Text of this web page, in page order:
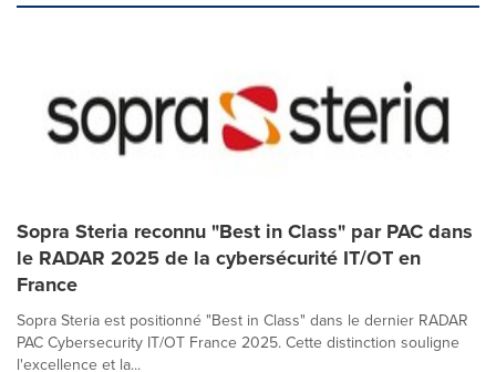
Sopra Steria reconnu "Best in Class" par PAC dans
le RADAR 2025 de la cybersécurité IT/OT en
France
Sopra Steria est positionné "Best in Class" dans le dernier RADAR
PAC Cybersecurity IT/OT France 2025. Cette distinction souligne
l'excellence et la...